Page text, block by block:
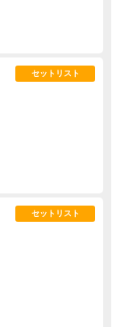
セットリスト
セットリスト